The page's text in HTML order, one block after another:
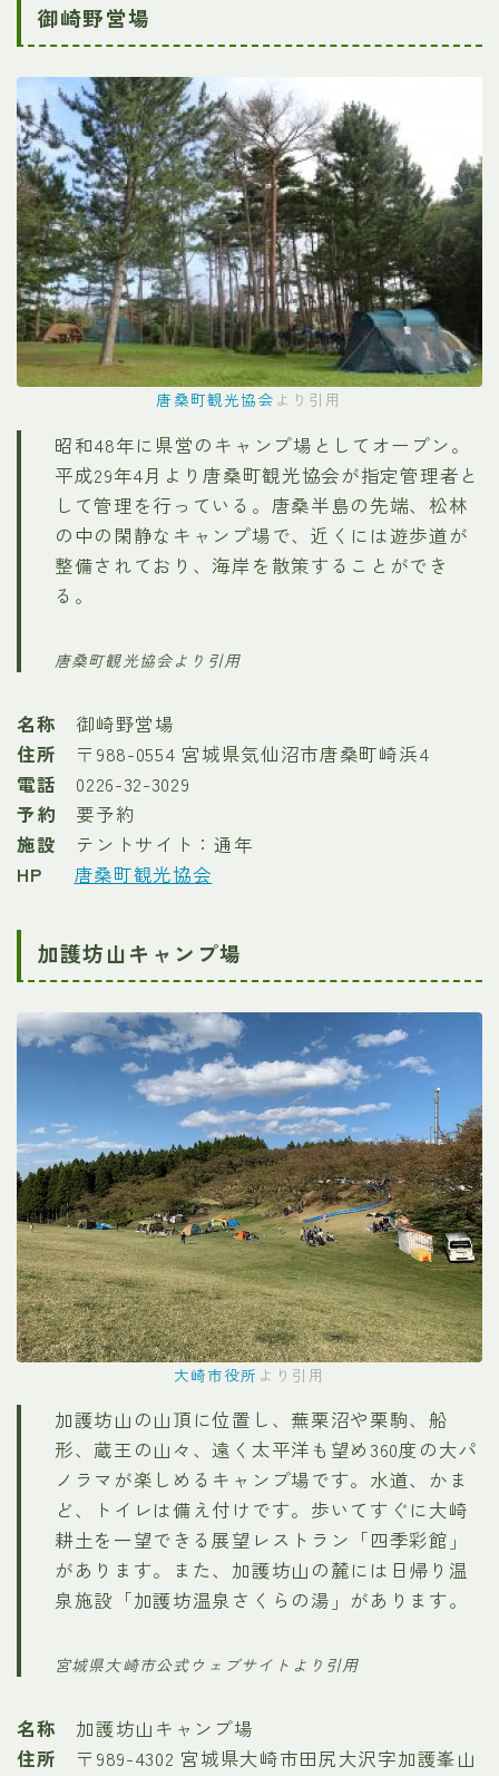
御崎野営場
唐桑町観光協会 より引用
昭和48年に県営のキャンプ場としてオープン。
平成29年4月より唐桑町観光協会が指定管理者と
して管理を行っている。唐桑半島の先端、松林
の中の閑静なキャンプ場で、近くには遊歩道が
整備されており、海岸を散策することができ
る。
唐桑町観光協会より引用
名称 御崎野営場
住所 〒988-0554 宮城県気仙沼市唐桑町崎浜4
電話 0226-32-3029
予約 要予約
施設 テントサイト：通年
HP
唐桑町観光協会
加護坊山キャンプ場
大崎市役所 より引用
加護坊山の山頂に位置し、蕪栗沼や栗駒、船
形、蔵王の山々、遠く太平洋も望め360度の大パ
ノラマが楽しめるキャンプ場です。水道、かま
ど、トイレは備え付けです。歩いてすぐに大崎
耕土を一望できる展望レストラン「四季彩館」
があります。また、加護坊山の麓には日帰り温
泉施設「加護坊温泉さくらの湯」があります。
宮城県大崎市公式ウェブサイトより引用
名称 加護坊山キャンプ場
住所 〒989-4302 宮城県大崎市田尻大沢字加護峯山